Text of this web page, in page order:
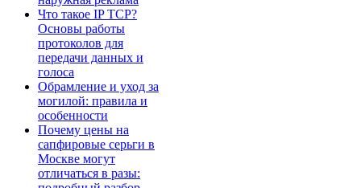
Что такое IP TCP?
Основы работы
протоколов для
передачи данных и
голоса
Обрамление и уход за
могилой: правила и
особенности
Почему цены на
сапфировые серьги в
Москве могут
отличаться в разы: